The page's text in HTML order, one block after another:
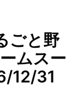
ごと野
ムスー
12/31